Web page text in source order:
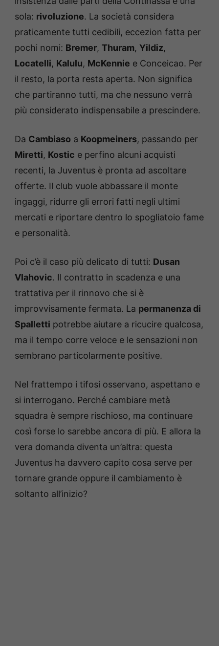
sola: rivoluzione. La società considera
praticamente tutti cedibili, eccezion fatta per
pochi nomi: Bremer, Thuram, Yildiz,
Locatelli, Kalulu, McKennie e Conceicao. Per
il resto, la porta resta aperta. Non significa
che partiranno tutti, ma che nessuno verrà
più considerato indispensabile a prescindere.
Da Cambiaso a Koopmeiners, passando per
Miretti, Kostic e perfino alcuni acquisti
recenti, la Juventus è pronta ad ascoltare
offerte. Il club vuole abbassare il monte
ingaggi, ridurre gli errori fatti negli ultimi
mercati e riportare dentro lo spogliatoio fame
e personalità.
Poi c’è il caso più delicato di tutti: Dusan
Vlahovic. Il contratto in scadenza e una
trattativa per il rinnovo che si è
improvvisamente fermata. La permanenza di
Spalletti potrebbe aiutare a ricucire qualcosa,
ma il tempo corre veloce e le sensazioni non
sembrano particolarmente positive.
Nel frattempo i tifosi osservano, aspettano e
si interrogano. Perché cambiare metà
squadra è sempre rischioso, ma continuare
così forse lo sarebbe ancora di più. E allora la
vera domanda diventa un’altra: questa
Juventus ha davvero capito cosa serve per
tornare grande oppure il cambiamento è
soltanto all’inizio?